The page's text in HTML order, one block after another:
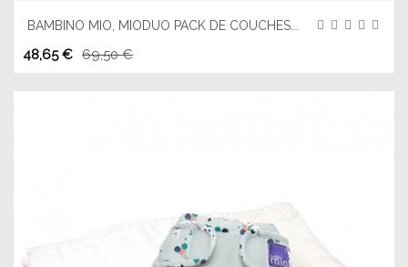
BAMBINO MIO, MIODUO PACK DE COUCHES...
48,65 € 69,50 €